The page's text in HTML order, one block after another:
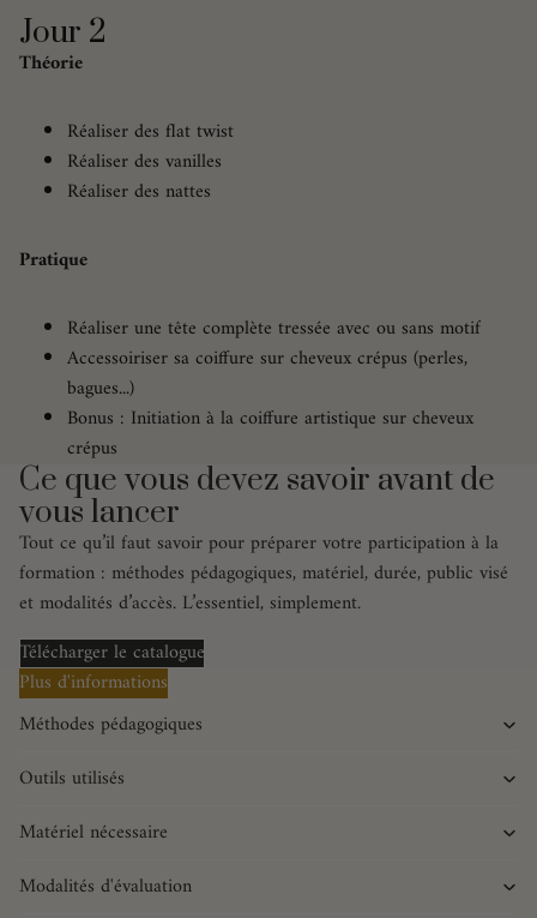
Jour 2
Théorie
Réaliser des flat twist
Réaliser des vanilles
Réaliser des nattes
Pratique
Réaliser une tête complète tressée avec ou sans motif
Accessoiriser sa coiffure sur cheveux crépus (perles,
bagues...)
Bonus : Initiation à la coiffure artistique sur cheveux
crépus
Ce que vous devez savoir avant de
vous lancer
Tout ce qu’il faut savoir pour préparer votre participation à la
formation : méthodes pédagogiques, matériel, durée, public visé
et modalités d’accès. L’essentiel, simplement.
Télécharger le catalogue
Plus d'informations
Méthodes pédagogiques
Outils utilisés
Matériel nécessaire
Modalités d'évaluation